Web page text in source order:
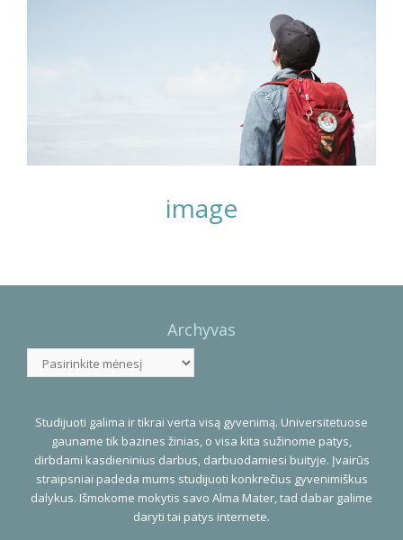
image
Navigation
Archyvas
Studijuoti galima ir tikrai verta visą gyvenimą. Universitetuose
gauname tik bazines žinias, o visa kita sužinome patys,
dirbdami kasdieninius darbus, darbuodamiesi buityje. Įvairūs
straipsniai padeda mums studijuoti konkrečius gyvenimiškus
dalykus. Išmokome mokytis savo Alma Mater, tad dabar galime
daryti tai patys internete.